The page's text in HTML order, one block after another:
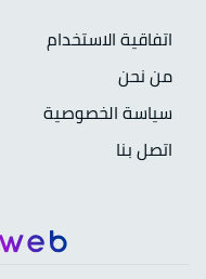
اتفاقية الاستخدام
من نحن
سياسة الخصوصية
اتصل بنا